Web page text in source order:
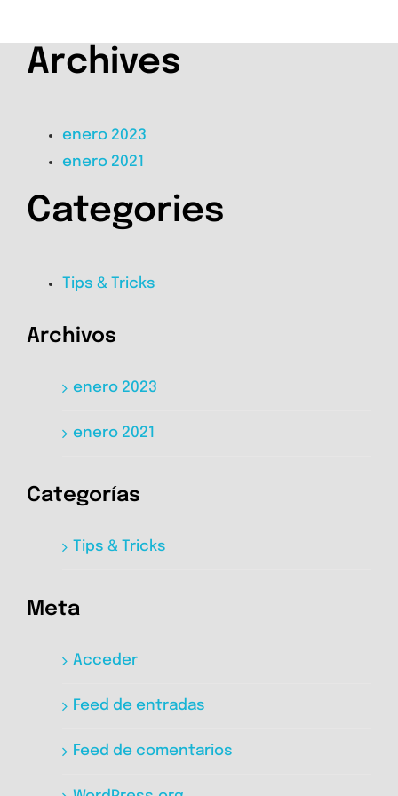
Archives
enero 2023
enero 2021
Categories
Tips & Tricks
Archivos
enero 2023
enero 2021
Categorías
Tips & Tricks
Meta
Acceder
Feed de entradas
Feed de comentarios